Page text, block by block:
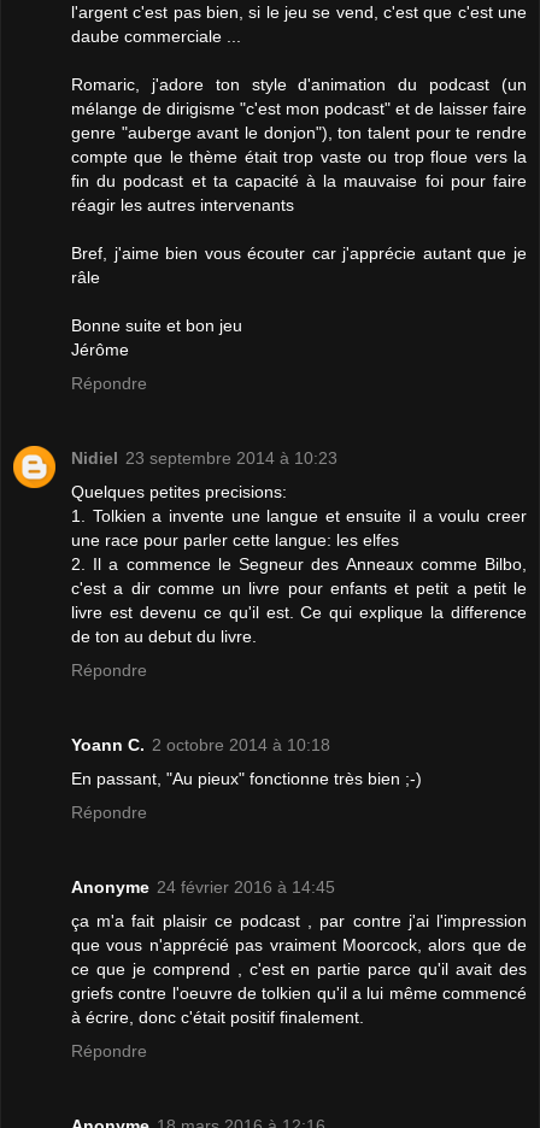
l'argent c'est pas bien, si le jeu se vend, c'est que c'est une
daube commerciale ...
Romaric, j'adore ton style d'animation du podcast (un
mélange de dirigisme "c'est mon podcast" et de laisser faire
genre "auberge avant le donjon"), ton talent pour te rendre
compte que le thème était trop vaste ou trop floue vers la
fin du podcast et ta capacité à la mauvaise foi pour faire
réagir les autres intervenants
Bref, j'aime bien vous écouter car j'apprécie autant que je
râle
Bonne suite et bon jeu
Jérôme
Répondre
Nidiel 23 septembre 2014 à 10:23
Quelques petites precisions:
1. Tolkien a invente une langue et ensuite il a voulu creer
une race pour parler cette langue: les elfes
2. Il a commence le Segneur des Anneaux comme Bilbo,
c'est a dir comme un livre pour enfants et petit a petit le
livre est devenu ce qu'il est. Ce qui explique la difference
de ton au debut du livre.
Répondre
Yoann C. 2 octobre 2014 à 10:18
En passant, "Au pieux" fonctionne très bien ;-)
Répondre
Anonyme 24 février 2016 à 14:45
ça m'a fait plaisir ce podcast , par contre j'ai l'impression
que vous n'apprécié pas vraiment Moorcock, alors que de
ce que je comprend , c'est en partie parce qu'il avait des
griefs contre l'oeuvre de tolkien qu'il a lui même commencé
à écrire, donc c'était positif finalement.
Répondre